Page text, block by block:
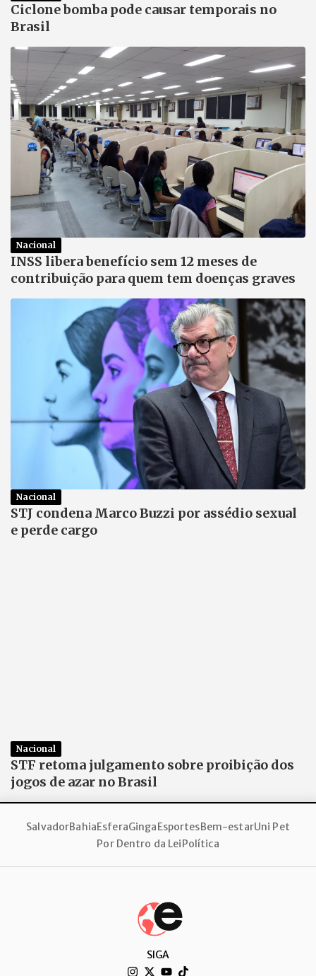
Ciclone bomba pode causar temporais no
Brasil
Nacional
INSS libera benefício sem 12 meses de
contribuição para quem tem doenças graves
Nacional
STJ condena Marco Buzzi por assédio sexual
e perde cargo
Nacional
STF retoma julgamento sobre proibição dos
jogos de azar no Brasil
SalvadorBahiaEsferaGingaEsportesBem-estarUni Pet
Por Dentro da LeiPolítica
SIGA